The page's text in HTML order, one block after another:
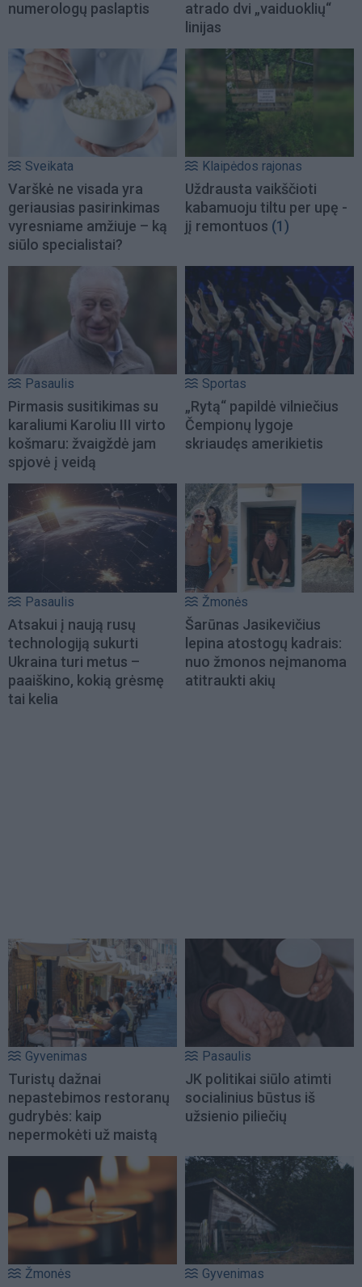
numerologų paslaptis
atrado dvi „vaiduoklių“
linijas
Sveikata
Varškė ne visada yra
geriausias pasirinkimas
vyresniame amžiuje – ką
siūlo specialistai?
Klaipėdos rajonas
Uždrausta vaikščioti
kabamuoju tiltu per upę -
jį remontuos (1)
Pasaulis
Pirmasis susitikimas su
karaliumi Karoliu III virto
košmaru: žvaigždė jam
spjovė į veidą
Sportas
„Rytą“ papildė vilniečius
Čempionų lygoje
skriaudęs amerikietis
Pasaulis
Atsakui į naują rusų
technologiją sukurti
Ukraina turi metus –
paaiškino, kokią grėsmę
tai kelia
Žmonės
Šarūnas Jasikevičius
lepina atostogų kadrais:
nuo žmonos neįmanoma
atitraukti akių
Gyvenimas
Turistų dažnai
nepastebimos restoranų
gudrybės: kaip
nepermokėti už maistą
Pasaulis
JK politikai siūlo atimti
socialinius būstus iš
užsienio piliečių
Žmonės Gyvenimas